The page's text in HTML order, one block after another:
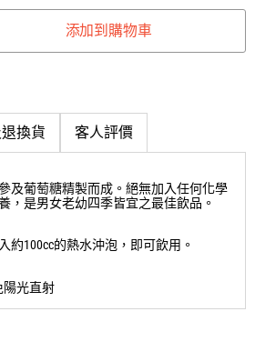
添加到購物車
換貨 客人評價
及葡萄糖精製而成。絕無加入任何化學
，是男女老幼四季皆宜之最佳飲品。
約100cc的熱水沖泡，即可飲用。
陽光直射